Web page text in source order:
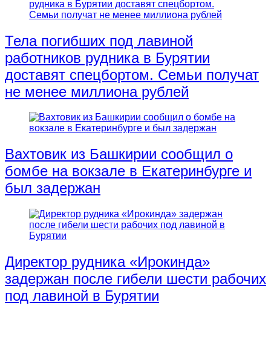
Тела погибших под лавиной
работников рудника в Бурятии
доставят спецбортом. Семьи получат
не менее миллиона рублей
Вахтовик из Башкирии сообщил о
бомбе на вокзале в Екатеринбурге и
был задержан
Директор рудника «Ирокинда»
задержан после гибели шести рабочих
под лавиной в Бурятии